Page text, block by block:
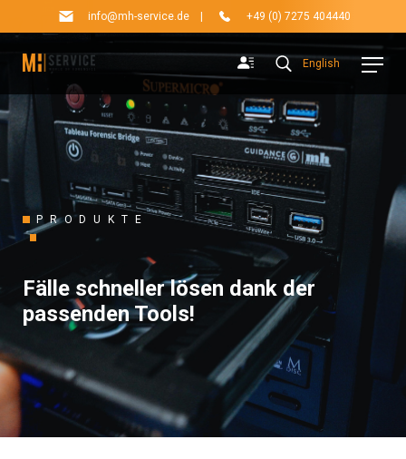
info@mh-service.de +49 (0) 7275 404440
English
PRODUKTE
Fälle schneller lösen dank der
passenden Tools!